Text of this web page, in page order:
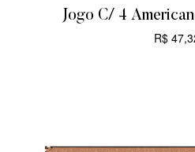
Jogo C/ 4
R$